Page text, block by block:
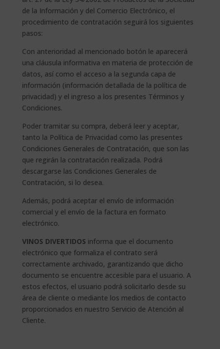
de la Información y del Comercio Electrónico, el
procedimiento de contratación seguirá los siguientes
pasos:
Con anterioridad al mencionado botón le aparecerá
una cláusula informativa en materia de protección de
datos, así como el acceso a la segunda capa de
información (información detallada de la política de
privacidad) y el ingreso a los presentes Términos y
Condiciones.
Poder tramitar su compra, deberá leer y aceptar,
tanto la Política de Privacidad como las presentes
Condiciones Generales de Contratación, que son las
que regirán la contratación realizada. Podrá
descargarse las Condiciones Generales de
Contratación, si lo desea.
Además, podrá aceptar el envío de información
comercial y el envío de la factura en formato
electrónico.
VINOS DIVERTIDOS informa que el documento
electrónico que formaliza el contrato será
correctamente archivado, garantizando que dicho
documento se encuentre accesible para el usuario. A
estos efectos, el usuario podrá solicitarlo desde su
área de cliente o mediante los medios de contacto
proporcionados en nuestro Servicio de Atención al
Cliente.